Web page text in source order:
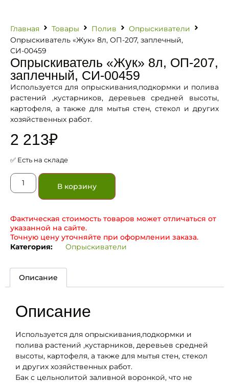
Главная Товары Полив
Опрыскиватели
Опрыскиватель «Жук» 8л, ОП-207, заплечный,
СИ-00459
Опрыскиватель «Жук» 8л, ОП-207,
заплечный, СИ-00459
Используется для опрыскивания,подкормки и полива
растений ,кустарников, деревьев средней высоты,
картофеля, а также для мытья стен, стекол и других
хозяйственных работ.
2 213₽
✅ Есть на складе
В корзину
Фактическая стоимость товаров может отличаться от
указанной на сайте.
Точную цену уточняйте при оформлении заказа.
Категория:
Опрыскиватели
Описание
Описание
Используется для опрыскивания,подкормки и
полива растений ,кустарников, деревьев средней
высоты, картофеля, а также для мытья стен, стекол
и других хозяйственных работ.
Бак с цельнолитой заливной воронкой, что не